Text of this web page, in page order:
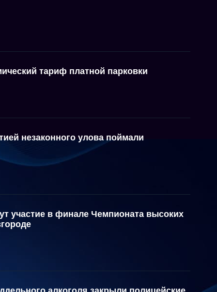
тариф платной парковки
незаконного улова поймали
участие в финале Чемпионата высоких